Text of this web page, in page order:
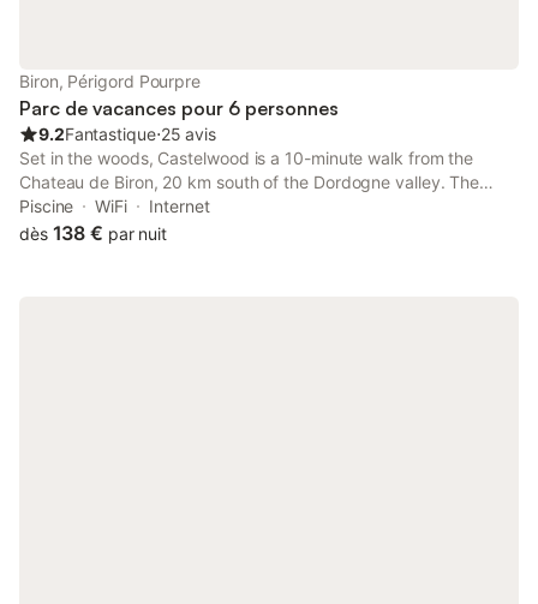
Biron, Périgord Pourpre
Parc de vacances pour 6 personnes
9.2Fantastique⋅25 avis
Set in the woods, Castelwood is a 10-minute walk from the
Chateau de Biron, 20 km south of the Dordogne valley. The
estate has an outdoor swimming pool and spacious rentals with
a terrace.
Piscine WiFi
Internet
dès 138 € par nuit